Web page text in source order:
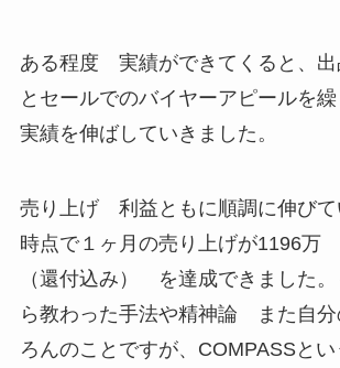
ある程度 実績ができてくると、出
とセールでのバイヤーアピールを
実績を伸ばしていきました。
売り上げ 利益ともに順調に伸びて
時点で１ヶ月の売り上げが1196
（還付込み） を達成できました
ら教わった手法や精神論 また自分
ろんのことですが、COMPASSと